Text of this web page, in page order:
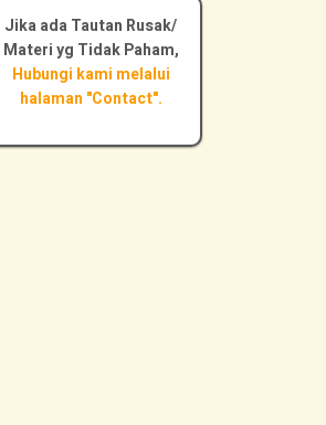
Jika ada Tautan Rusak/
Materi yg Tidak Paham,
Hubungi kami melalui
halaman "Contact".